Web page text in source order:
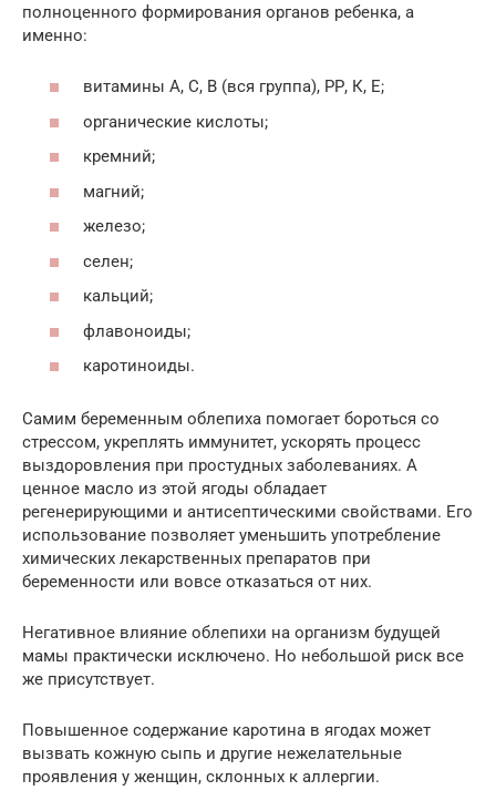
полноценного формирования органов ребенка, а
именно:
витамины А, С, В (вся группа), РР, К, Е;
органические кислоты;
кремний;
магний;
железо;
селен;
кальций;
флавоноиды;
каротиноиды.
Самим беременным облепиха помогает бороться со
стрессом, укреплять иммунитет, ускорять процесс
выздоровления при простудных заболеваниях. А
ценное масло из этой ягоды обладает
регенерирующими и антисептическими свойствами. Его
использование позволяет уменьшить употребление
химических лекарственных препаратов при
беременности или вовсе отказаться от них.
Негативное влияние облепихи на организм будущей
мамы практически исключено. Но небольшой риск все
же присутствует.
Повышенное содержание каротина в ягодах может
вызвать кожную сыпь и другие нежелательные
проявления у женщин, склонных к аллергии.